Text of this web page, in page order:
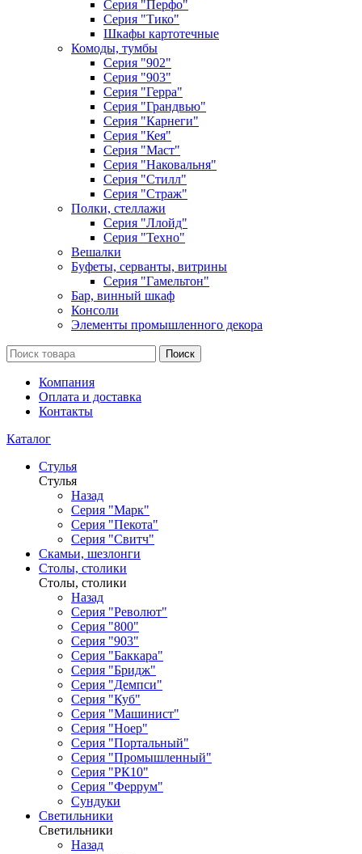
Серия "Перфо"
Серия "Тико"
Шкафы картотечные
Комоды, тумбы
Серия "902"
Серия "903"
Серия "Герра"
Серия "Грандвью"
Серия "Карнеги"
Серия "Кея"
Серия "Маст"
Серия "Наковальня"
Серия "Стилл"
Серия "Страж"
Полки, стеллажи
Серия "Ллойд"
Серия "Техно"
Вешалки
Буфеты, серванты, витрины
Серия "Гамельтон"
Бар, винный шкаф
Консоли
Элементы промышленного декора
Поиск
Компания
Оплата и доставка
Контакты
Каталог
Стулья
Стулья
Назад
Серия "Марк"
Серия "Пекота"
Серия "Свитч"
Скамьи, шезлонги
Столы, столики
Столы, столики
Назад
Серия "Револют"
Серия "800"
Серия "903"
Серия "Баккара"
Серия "Бридж"
Серия "Демпси"
Серия "Куб"
Серия "Машинист"
Серия "Ноер"
Серия "Портальный"
Серия "Промышленный"
Серия "РК10"
Серия "Феррум"
Сундуки
Светильники
Светильники
Назад